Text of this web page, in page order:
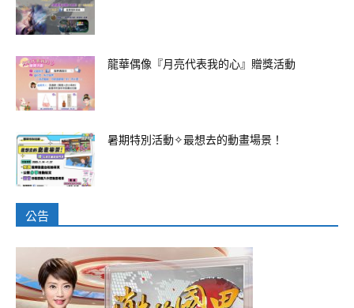
龍華偶像『月亮代表我的心』贈獎活動
暑期特別活動✧最想去的動畫場景！
公告